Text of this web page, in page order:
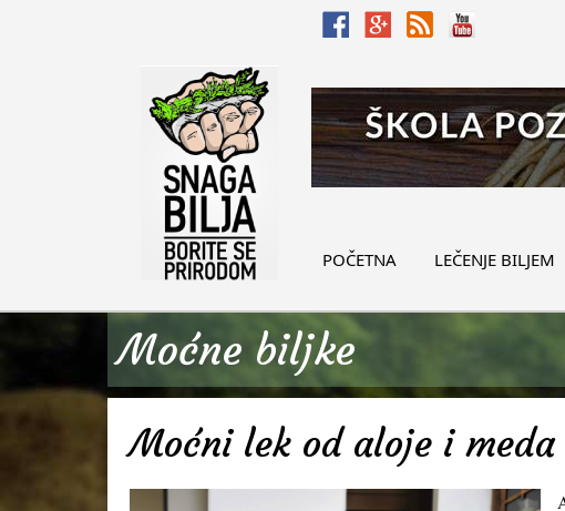
POČETNA LEČENJE BILJEM
Moćne biljke
Moćni lek od aloje i